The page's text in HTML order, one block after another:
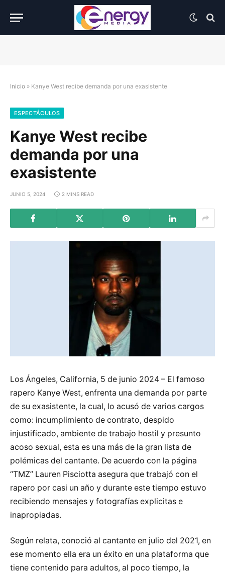
Inicio » Kanye West recibe demanda por una exasistente
ESPECTÁCULOS
Kanye West recibe
demanda por una
exasistente
JUNIO 5, 2024 2 MINS READ
Los Ángeles, California, 5 de junio 2024 – El famoso
rapero Kanye West, enfrenta una demanda por parte
de su exasistente, la cual, lo acusó de varios cargos
como: incumplimiento de contrato, despido
injustificado, ambiente de trabajo hostil y presunto
acoso sexual, esta es una más de la gran lista de
polémicas del cantante. De acuerdo con la página
“TMZ” Lauren Pisciotta asegura que trabajó con el
rapero por casi un año y durante este tiempo estuvo
recibiendo mensajes y fotografías explicitas e
inapropiadas.
Según relata, conoció al cantante en julio del 2021, en
ese momento ella era un éxito en una plataforma que
tiene contenido para adultos, al poco tiempo, la